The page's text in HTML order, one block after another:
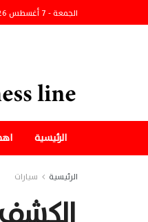
الجمعة - 7 أغسطس 2026
الرئيسية
الرئيسية سيارات